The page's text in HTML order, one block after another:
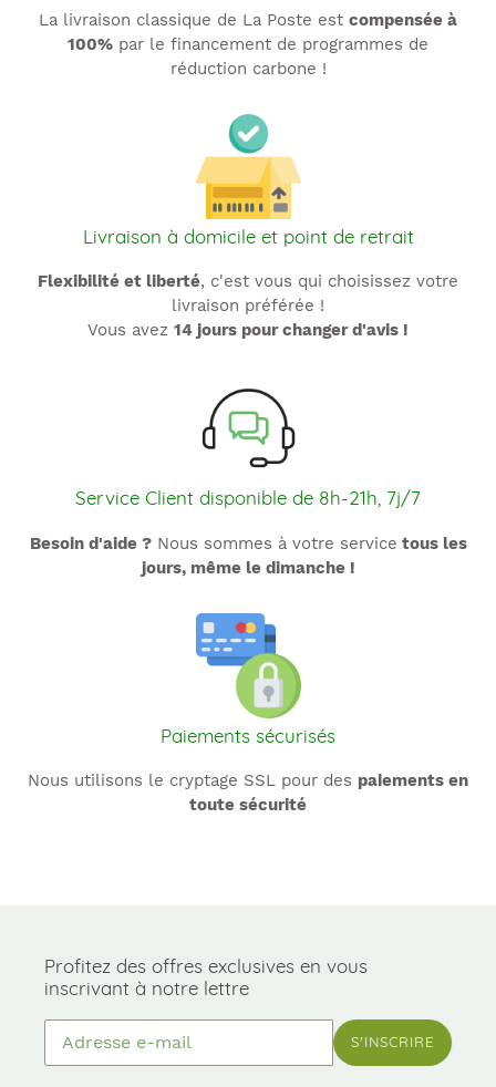
La livraison classique de La Poste est compensée à
100% par le financement de programmes de
réduction carbone !
Livraison à domicile et point de retrait
Flexibilité et liberté, c'est vous qui choisissez votre
livraison préférée !
Vous avez 14 jours pour changer d'avis !
Service Client disponible de 8h-21h, 7j/7
Besoin d'aide ?Nous sommes à votre service tous les
jours, même le dimanche !
Paiements sécurisés
Nous utilisons le cryptage SSL pour des paiements en
toute sécurité
Profitez des offres exclusives en vous
inscrivant à notre lettre
S'INSCRIRE
naviguer
diaporama